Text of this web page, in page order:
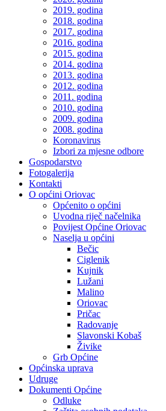
2019. godina
2018. godina
2017. godina
2016. godina
2015. godina
2014. godina
2013. godina
2012. godina
2011. godina
2010. godina
2009. godina
2008. godina
Koronavirus
Izbori za mjesne odbore
Gospodarstvo
Fotogalerija
Kontakti
O općini Oriovac
Općenito o općini
Uvodna riječ načelnika
Povijest Općine Oriovac
Naselja u općini
Bečic
Ciglenik
Kujnik
Lužani
Malino
Oriovac
Pričac
Radovanje
Slavonski Kobaš
Živike
Grb Općine
Općinska uprava
Udruge
Dokumenti Općine
Odluke